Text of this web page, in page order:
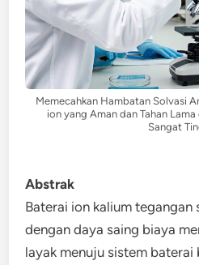
Memecahkan Hambatan Solvasi
ion yang Aman dan Tahan
Sangat
Abstrak
Baterai ion kalium tegangan
dengan daya saing biaya
layak menuju sistem